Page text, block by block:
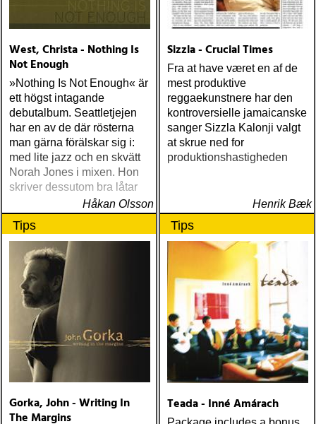
West, Christa - Nothing Is
Not Enough
»Nothing Is Not Enough« är
ett högst intagande
debutalbum. Seattletjejen
har en av de där rösterna
man gärna förälskar sig i:
med lite jazz och en skvätt
Norah Jones i mixen. Hon
skriver dessutom bra låtar
Håkan Olsson
Sizzla - Crucial Times
Fra at have været en af de
mest produktive
reggaekunstnere har den
kontroversielle jamaicanske
sanger Sizzla Kalonji valgt
at skrue ned for
produktionshastigheden
Henrik Bæk
Tips
Gorka, John - Writing In
The Margins
Tips
Teada - Inné Amárach